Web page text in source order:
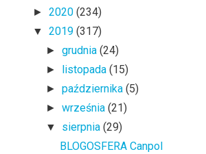
► 2020 (234)
▼ 2019 (317)
►grudnia(24)
► listopada(15)
►października(5)
►września(21)
▼ sierpnia(29)
BLOGOSFERA Canpol